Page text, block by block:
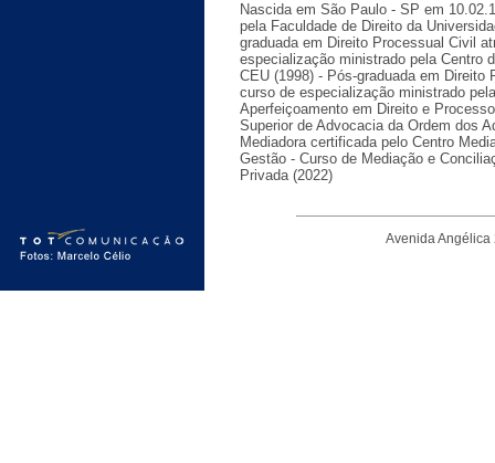
Nascida em São Paulo - SP em
pela Faculdade de Direito da
graduada em Direito Processual Civil
especialização ministrado pela Centro
CEU (1998) - Pós-graduada em
curso de especialização ministrado
Aperfeiçoamento em Direito e
Superior de Advocacia da Ordem dos
Mediadora certificada pelo Centro
Gestão - Curso de Mediação e
Privada (2022)
Avenida Angélica